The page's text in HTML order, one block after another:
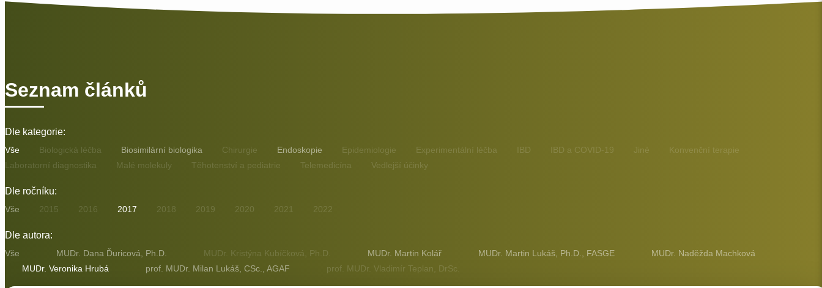
Seznam článků
Dle kategorie:
Vše Biologická léčba Biosimilární biologika Chirurgie Endoskopie Epidemiologie Experimentální léčba IBD IBD a COVID-19 Jiné
Konvenční terapie
Laboratorní diagnostika
Malé molekuly Těhotenství a pediatrie Telemedicína Vedlejší účinky
Dle ročníku:
Vše 2015 2016 2017 2018 2019 2020 2021 2022
Dle autora:
Vše MUDr. Dana Ďuricová, Ph.D. MUDr. Kristýna Kubíčková, Ph.D. MUDr. Martin Kolář MUDr. Martin Lukáš, Ph.D., FASGE
MUDr. Naděžda Machková
MUDr. Veronika Hrubá
prof. MUDr. Milan Lukáš, CSc., AGAF prof. MUDr. Vladimír Teplan, DrSc.